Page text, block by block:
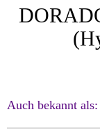
Auch bekannt als: